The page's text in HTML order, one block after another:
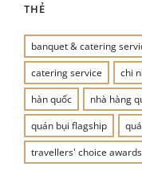
THẺ
banquet & catering
catering service
chi
hàn quốc
nhà hàng
quán bụi flagship
travellers' choice awards